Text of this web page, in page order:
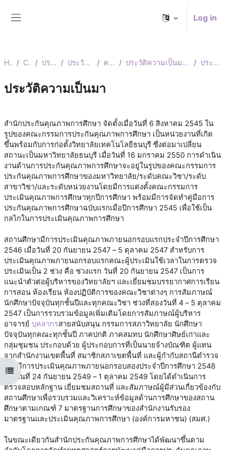
Log in
Open course index
Home Courses ประกันคุณภาพ ประวัติความเป็นเป็นมา ความเป็นมา ประวัติความเป็นมาของสำนักประกันคุณภาพการศึกษา ประวัติความเป็นมา
ประวัติความเป็นมา
สำนักประกันคุณภาพการศึกษา จัดตั้งเมื่อวันที่ 6 สิงหาคม 2545 ใน
รูปของคณะกรรมการประกันคุณภาพการศึกษา เป็นหน่วยงานที่เกิด
ขึ้นพร้อมกับการก่อตั้งวิทยาลัยเทคโนโลยีธนบุรี ซึ่งต่อมาเปลี่ยน
สถานะเป็นมหาวิทยาลัยธนบุรี เมื่อวันที่ 16 มกราคม 2550 การดำเนิน
งานด้านการประกันคุณภาพการศึกษาจะอยู่ในรูปของคณะกรรมการ
ประกันคุณภาพการศึกษาของมหาวิทยาลัย/ระดับคณะวิชา/ระดับ
สาขาวิชา/และระดับหน่วยงานโดยมีการแต่งตั้งคณะกรรมการ
ประเมินคุณภาพการศึกษาทุกปีการศึกษา พร้อมมีการจัดทำคู่มือการ
ประกันคุณภาพการศึกษาฉบับแรกเมื่อปีการศึกษา 2545 เพื่อใช้เป็น
กลไกในการประเมินคุณภาพการศึกษา
สถานศึกษามีการประเมินคุณภาพภายนอกรอบแรกประจำปีการศึกษา
2546 เมื่อวันที่ 20 กันยายน 2547 – 5 ตุลาคม 2547 สำหรับการ
ประเมินคุณภาพภายนอกรอบแรกคณะผู้ประเมินใช้เวลาในการตรวจ
ประเมินเป็น 2 ช่วง คือ ช่วงแรก วันที่ 20 กันยายน 2547 เป็นการ
แนะนำตัวต่อผู้บริหารของวิทยาลัยฯ และเยี่ยมชมบรรยากาศการเรียน
การสอน ห้องเรียน ห้องปฏิบัติการของคณะวิชาต่างๆ การสัมภาษณ์
นักศึกษาปัจจุบันทุกชั้นปีและทุกคณะวิชา ช่วงที่สองวันที่ 4 – 5 ตุลาคม
2547 เป็นการรวบรวมข้อมูลเพิ่มเติมโดยการสัมภาษณ์ผู้บริหาร
อาจารย์ บุคลากรสายสนับสนุน กรรมการสภาวิทยาลัย นักศึกษา
ปัจจุบันทุกคณะทุกชั้นปี ภาคปกติ ภาคสมทบ นักศึกษาศิษย์เก่าและ
กลุ่มชุมชน ประกอบด้วย ผู้ประกอบการที่เป็นนายจ้างบัณฑิต ผู้แทน
จากสำนักงานเขตพื้นที่ สมาชิกสภาเขตพื้นที่ และผู้กำกับสถานีตำรวจ
และมีการประเมินคุณภาพภายนอกรอบสองประจำปีการศึกษา 2548
เมื่อวันที่ 24 กันยายน 2549 – 1 ตุลาคม 2549 โดยได้ดำเนินการ
ตรวจสอบหลักฐาน เยี่ยมชมสถานที่ และสัมภาษณ์ผู้มีส่วนเกี่ยวข้องกับ
สถานศึกษาเพื่อรวบรวมและวิเคราะห์ข้อมูลด้านการศึกษาของสถาน
ศึกษาตามเกณฑ์ 7 มาตรฐานการศึกษาของสำนักงานรับรอง
มาตรฐานและประเมินคุณภาพการศึกษา (องค์การมหาชน) (สมศ.)
ในขณะเดียวกันสำนักประกันคุณภาพการศึกษาได้พัฒนาขึ้นตาม